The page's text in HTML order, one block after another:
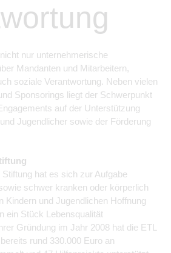
nur unternehmerische
Mandanten und Mitarbeitern,
soziale Verantwortung. Neben vielen
Sponsorings liegt der Schwerpunkt
auf der Unterstützung
Jugendlicher sowie der Förderung
hat es sich zur Aufgabe
schwer kranken oder körperlich
Kindern und Jugendlichen Hoffnung
ein Stück Lebensqualität
Gründung im Jahr 2008 hat die ETL
rund 330.000 Euro an